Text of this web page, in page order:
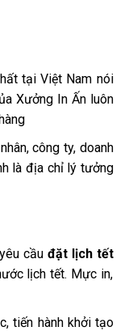
tại Việt Nam nói
Xưởng In Ấn luôn
công ty, doanh
là địa chỉ lý tưởng
cầu đặt lịch tết
lịch tết. Mực in,
tiến hành khởi tạo